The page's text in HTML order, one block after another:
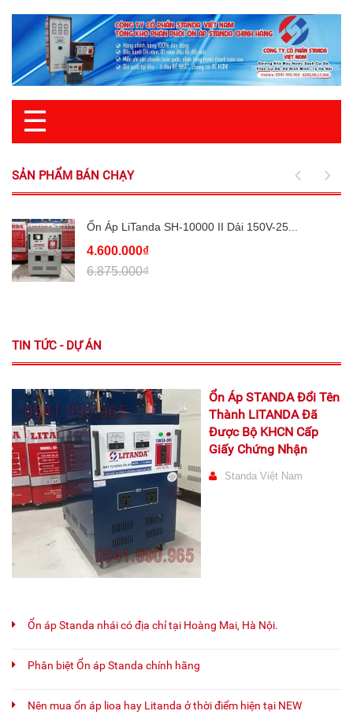
☰
SẢN PHẨM BÁN CHẠY
Ổn Áp LiTanda SH-10000 II Dải 150V-25...
4.600.000₫
6.875.000₫
TIN TỨC - DỰ ÁN
Ổn Áp STANDA Đổi Tên
Thành LITANDA Đã
Được Bộ KHCN Cấp
Giấy Chứng Nhận
Standa Việt Nam
Ổn áp Standa nhái có địa chỉ tại Hoàng Mai, Hà Nội.
Phân biệt Ổn áp Standa chính hãng
Nên mua ổn áp lioa hay Litanda ở thời điểm hiện tại NEW